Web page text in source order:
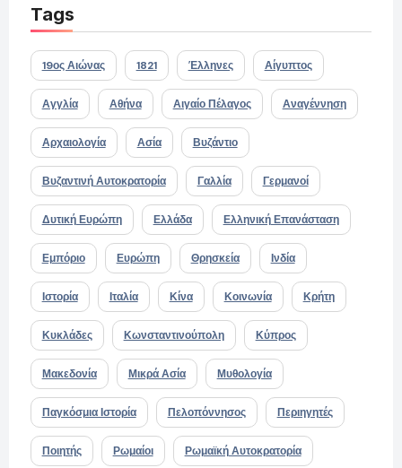
Tags
19ος Αιώνας 1821 Έλληνες Αίγυπτος
Αγγλία Αθήνα Αιγαίο Πέλαγος Αναγέννηση
Αρχαιολογία Ασία Βυζάντιο
Βυζαντινή Αυτοκρατορία Γαλλία Γερμανοί
Δυτική Ευρώπη Ελλάδα Ελληνική Επανάσταση
Εμπόριο Ευρώπη Θρησκεία Ινδία
Ιστορία Ιταλία Κίνα Κοινωνία Κρήτη
Κυκλάδες Κωνσταντινούπολη Κύπρος
Μακεδονία Μικρά Ασία Μυθολογία
Παγκόσμια Ιστορία Πελοπόννησος Περιηγητές
Ποιητής Ρωμαίοι Ρωμαϊκή Αυτοκρατορία